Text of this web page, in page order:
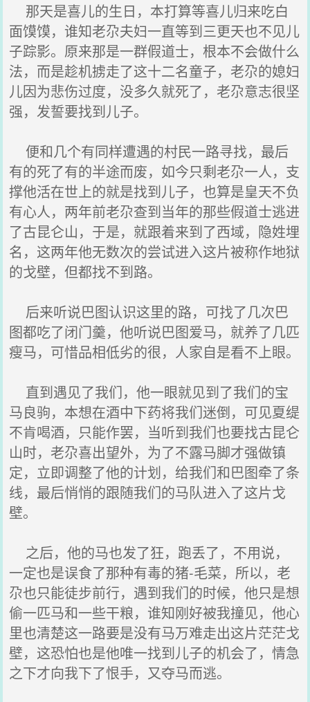
那天是喜儿的生日，本打算等喜儿归来吃白
面馍馍，谁知老尕夫妇一直等到三更天也不见儿
子踪影。原来那是一群假道士，根本不会做什么
法，而是趁机掳走了这十二名童子，老尕的媳妇
儿因为悲伤过度，没多久就死了，老尕意志很坚
强，发誓要找到儿子。
便和几个有同样遭遇的村民一路寻找，最后
有的死了有的半途而废，如今只剩老尕一人，支
撑他活在世上的就是找到儿子，也算是皇天不负
有心人，两年前老尕查到当年的那些假道士逃进
了古昆仑山，于是，就跟着来到了西域，隐姓埋
名，这两年他无数次的尝试进入这片被称作地狱
的戈壁，但都找不到路。
后来听说巴图认识这里的路，可找了几次巴
图都吃了闭门羹，他听说巴图爱马，就养了几匹
瘦马，可惜品相低劣的很，人家自是看不上眼。
直到遇见了我们，他一眼就见到了我们的宝
马良驹，本想在酒中下药将我们迷倒，可见夏缇
不肯喝酒，只能作罢，当听到我们也要找古昆仑
山时，老尕喜出望外，为了不露马脚才强做镇
定，立即调整了他的计划，给我们和巴图牵了条
线，最后悄悄的跟随我们的马队进入了这片戈
壁。
之后，他的马也发了狂，跑丢了，不用说，
一定也是误食了那种有毒的猪-毛菜，所以，老
尕也只能徒步前行，遇到我们的时候，他只是想
偷一匹马和一些干粮，谁知刚好被我撞见，他心
里也清楚这一路要是没有马万难走出这片茫茫戈
壁，这恐怕也是他唯一找到儿子的机会了，情急
之下才向我下了恨手，又夺马而逃。